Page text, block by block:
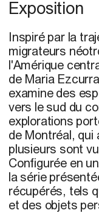
Exposition
Inspiré par la
migrateurs
l'Amérique
de Maria
examine des
vers le sud du
explorations
de Montréal,
plusieurs sont
Configurée en
la série
récupérés, tels
et des objets